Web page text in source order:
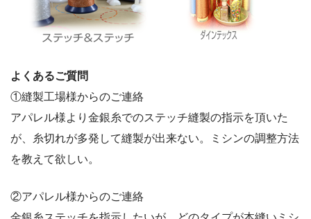
よくあるご質問
①縫製工場様からのご連絡
アパレル様より金銀糸でのステッチ縫製の指示を頂いた
が、糸切れが多発して縫製が出来ない。ミシンの調整方法
を教えて欲しい。
②アパレル様からのご連絡